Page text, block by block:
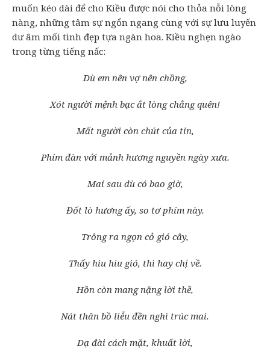
muốn kéo dài để cho Kiều được nói cho thỏa nỗi lòng
nàng, những tâm sự ngổn ngang cùng với sự lưu luyến
dư âm mối tình đẹp tựa ngàn hoa. Kiều nghẹn ngào
trong từng tiếng nấc:
Dù em nên vợ nên chồng,
Xót người mệnh bạc ắt lòng chẳng quên!
Mất người còn chút của tin,
Phím đàn với mảnh hương nguyền ngày xưa.
Mai sau dù có bao giờ,
Đốt lò hương ấy, so tơ phím này.
Trông ra ngọn cỏ gió cây,
Thấy hiu hiu gió, thì hay chị về.
Hồn còn mang nặng lời thề,
Nát thân bồ liễu đền nghì trúc mai.
Dạ đài cách mặt, khuất lời,